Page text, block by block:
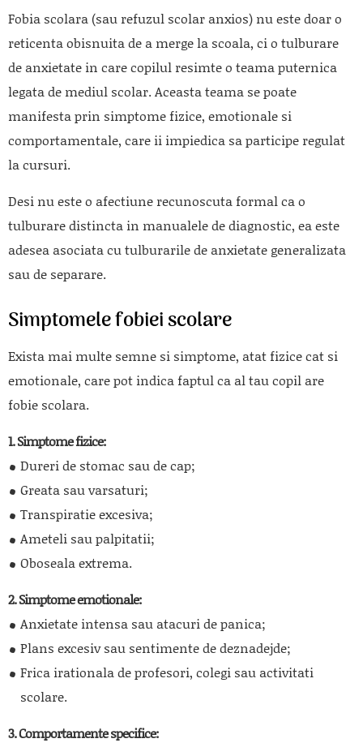
Fobia scolara (sau refuzul scolar anxios) nu este doar o
reticenta obisnuita de a merge la scoala, ci o tulburare
de anxietate in care copilul resimte o teama puternica
legata de mediul scolar. Aceasta teama se poate
manifesta prin simptome fizice, emotionale si
comportamentale, care ii impiedica sa participe regulat
la cursuri.
Desi nu este o afectiune recunoscuta formal ca o
tulburare distincta in manualele de diagnostic, ea este
adesea asociata cu tulburarile de anxietate generalizata
sau de separare.
Simptomele fobiei scolare
Exista mai multe semne si simptome, atat fizice cat si
emotionale, care pot indica faptul ca al tau copil are
fobie scolara.
1. Simptome fizice:
Dureri de stomac sau de cap;
Greata sau varsaturi;
Transpiratie excesiva;
Ameteli sau palpitatii;
Oboseala extrema.
2. Simptome emotionale:
Anxietate intensa sau atacuri de panica;
Plans excesiv sau sentimente de deznadejde;
Frica irationala de profesori, colegi sau activitati
scolare.
3. Comportamente specifice: